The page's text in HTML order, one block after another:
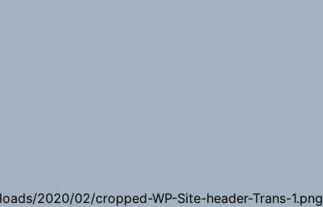
2020/02/cropped-WP-Site-header-Trans-1.png